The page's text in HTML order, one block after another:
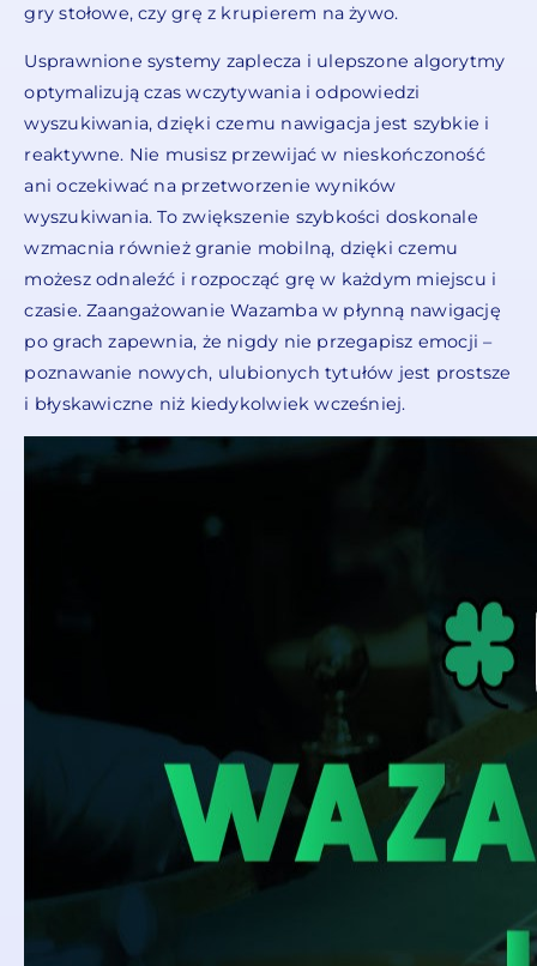
gry stołowe, czy grę z krupierem na żywo.
Usprawnione systemy zaplecza i ulepszone algorytmy
optymalizują czas wczytywania i odpowiedzi
wyszukiwania, dzięki czemu nawigacja jest szybkie i
reaktywne. Nie musisz przewijać w nieskończoność
ani oczekiwać na przetworzenie wyników
wyszukiwania. To zwiększenie szybkości doskonale
wzmacnia również granie mobilną, dzięki czemu
możesz odnaleźć i rozpocząć grę w każdym miejscu i
czasie. Zaangażowanie Wazamba w płynną nawigację
po grach zapewnia, że nigdy nie przegapisz emocji –
poznawanie nowych, ulubionych tytułów jest prostsze
i błyskawiczne niż kiedykolwiek wcześniej.